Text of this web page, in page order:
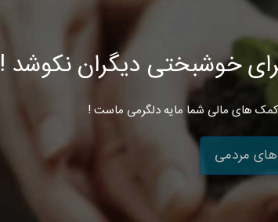
خوشبختی دیگران نکوشد !
کمک های مالی شما مایه دلگرمی ماست !
مردمی